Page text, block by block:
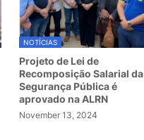
NOTÍCIAS
Projeto de Lei de
Recomposição Salarial da
Segurança Pública é
aprovado na ALRN
November 13, 2024